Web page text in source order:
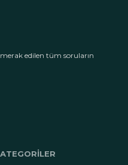
mekanın boyutuna
kalitesine önem vermek,
Beyaz Sabun, Limon
edilen tüm soruların